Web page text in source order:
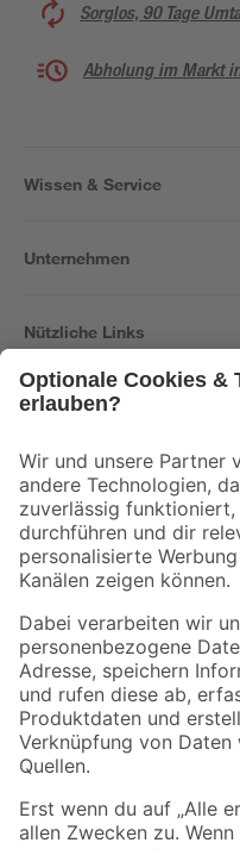
Sorglos, 90 Tage
Abholung im Markt
Wissen & Service
Unternehmen
Nützliche Links
Der toom Newsletter: Keine
Zur Newsletter
Folge uns
Zahlungsarten
Sicher einkaufen